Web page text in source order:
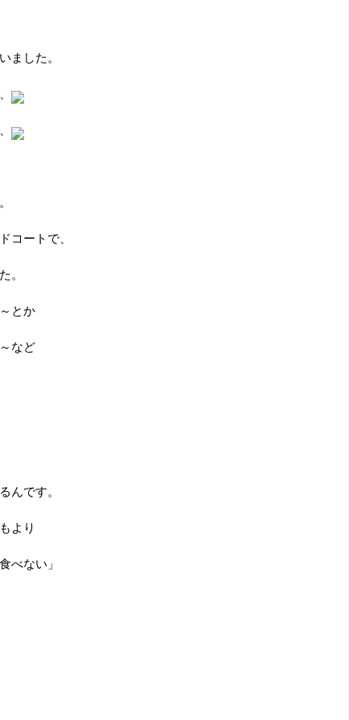
ました。
コートで、
。
とか
など
んです。
より
べない」